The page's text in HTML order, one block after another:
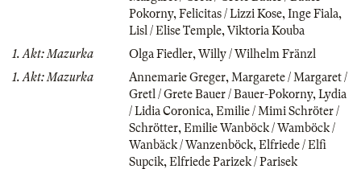
Pokorny, Felicitas / Lizzi Kose, Inge Fiala,
Lisl / Elise Temple, Viktoria Kouba
1. Akt: Mazurka
Olga Fiedler, Willy / Wilhelm Fränzl
1. Akt: Mazurka
Annemarie Greger, Margarete / Margaret /
Gretl / Grete Bauer / Bauer-Pokorny, Lydia
/ Lidia Coronica, Emilie / Mimi Schröter /
Schrötter, Emilie Wanböck / Wamböck /
Wanbäck / Wanzenböck, Elfriede / Elfi
Supcik, Elfriede Parizek / Parisek